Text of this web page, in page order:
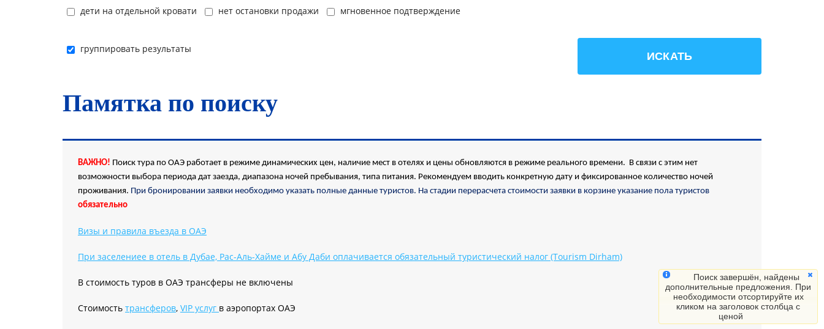
Pool
Water
Все
дети на отдельной кровати нет остановки продажи мгновенное подтверждение
ИСКАТЬ
группировать результаты
Памятка по поиску
ВАЖНО! Поиск тура по ОАЭ работает в режиме динамических цен, наличие мест в отелях и цены обновляются в режиме реального времени. В связи с этим нет
возможности выбора периода дат заезда, диапазона ночей пребывания, типа питания. Рекомендуем вводить конкретную дату и фиксированное количество ночей
проживания. При бронировании заявки необходимо указать полные данные туристов. На стадии перерасчета стоимости заявки в корзине указание пола туристов
обязательно
Визы и правила въезда в ОАЭ
При заселениее в отель в Дубае, Рас-Аль-Хайме и Абу Даби оплачивается обязательный туристический налог (Tourism Dirham)
В стоимость туров в ОАЭ трансферы не включены
Cтоимость трансферов, VIP услуг в аэропортах ОАЭ